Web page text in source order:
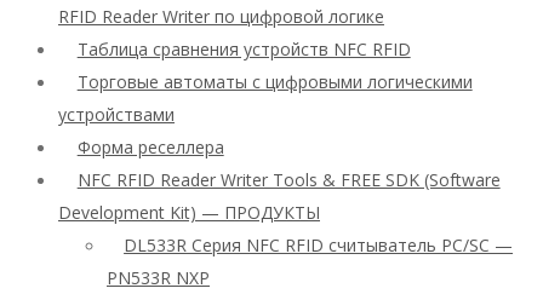
RFID Reader Writer по цифровой логике
Таблица сравнения устройств NFC RFID
Торговые автоматы с цифровыми логическими
устройствами
Форма реселлера
NFC RFID Reader Writer Tools & FREE SDK (Software
Development Kit) — ПРОДУКТЫ
DL533R Серия NFC RFID считыватель PC/SC —
PN533R NXP